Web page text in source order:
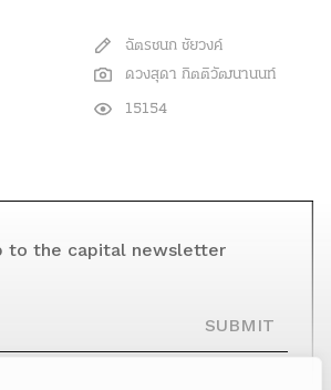
ฉัตรชนก ชัยวงค์
ดวงสุดา กิตติวัฒนานนท์
15154
to the capital newsletter
SUBMIT